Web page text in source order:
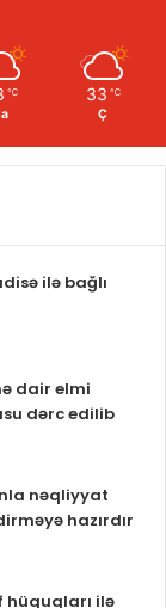
℃ 33 ℃
Ç
ilə bağlı
dair elmi
dərc edilib
nəqliyyat
hazırdır
hüquqları ilə